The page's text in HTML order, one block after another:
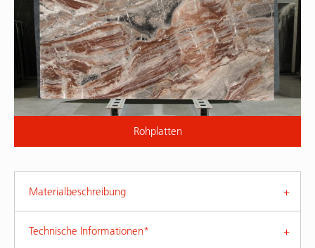
Rohplatten
Materialbeschreibung
Technische Informationen*